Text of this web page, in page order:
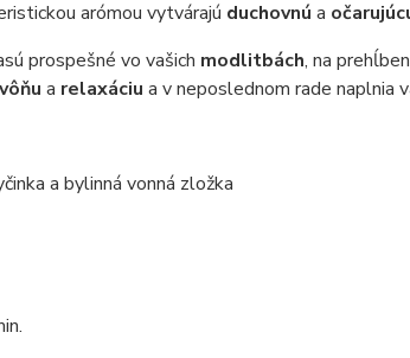
arómou vytvárajú duchovnú a
sú prospešné vo vašich modlitbách, na
a relaxáciu a v neposlednom rade naplnia
a bylinná vonná zložka